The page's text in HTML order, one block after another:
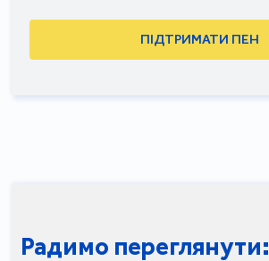
ПІДТРИМАТИ ПЕН
Радимо переглянути: